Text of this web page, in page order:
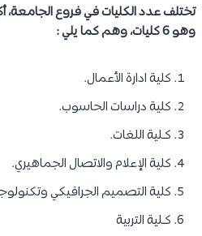
تختلف عدد الكليات في فروع
وهو 6 كليات، وهم كما يلي :
كلية ادارة الأعمال.
كلية دراسات الحاسوب.
كـلية اللغات.
كلية الإعلام والاتصال الجماهيري.
كلية التصميم الجرافيكي
كـلية التربية